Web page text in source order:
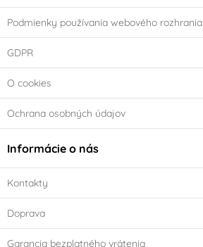
Podmienky používania webového rozhrania
GDPR
O cookies
Ochrana osobných údajov
Informácie o nás
Kontakty
Doprava
Garancia bezplatného vrátenia